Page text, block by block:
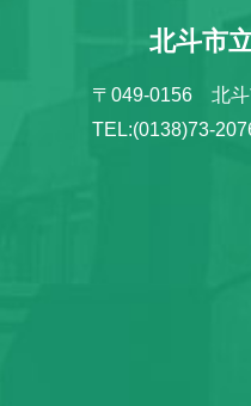
北斗市
〒049-0156 北斗
TEL:(0138)73-